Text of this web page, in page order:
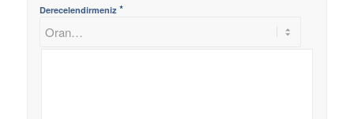
Derecelendirmeniz *